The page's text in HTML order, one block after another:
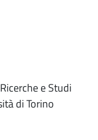
e Studi
di Torino